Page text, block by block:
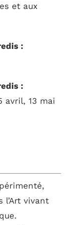
et aux
:
:
avril, 13 mai
vivant